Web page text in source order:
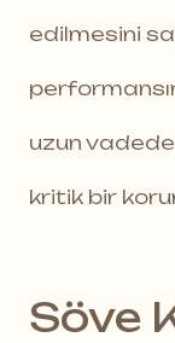
edilmesini
uzun
kritik bir
Söve